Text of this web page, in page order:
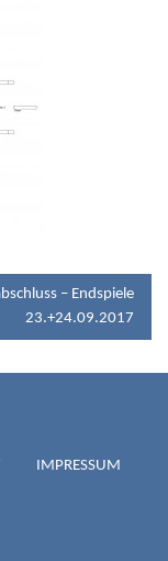
– Endspiele
23.+24.09.2017
IMPRESSUM